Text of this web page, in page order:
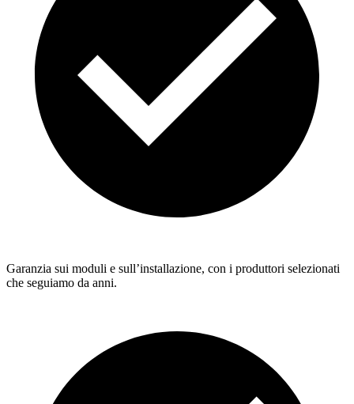
Garanzia sui moduli e sull’installazione, con i produttori selezionati
che seguiamo da anni.